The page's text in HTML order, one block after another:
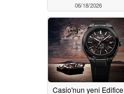
06/18/2026
Casio'nun yeni Edifice